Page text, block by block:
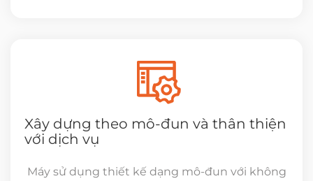
Xây dựng theo mô-đun và thân thiện
với dịch vụ
Máy sử dụng thiết kế dạng mô-đun với không